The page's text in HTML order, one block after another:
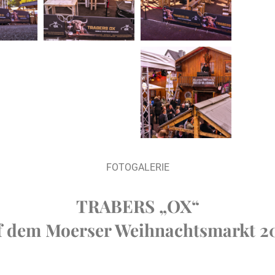
FOTOGALERIE
TRABERS „OX“
dem Moerser Weihnachtsmarkt